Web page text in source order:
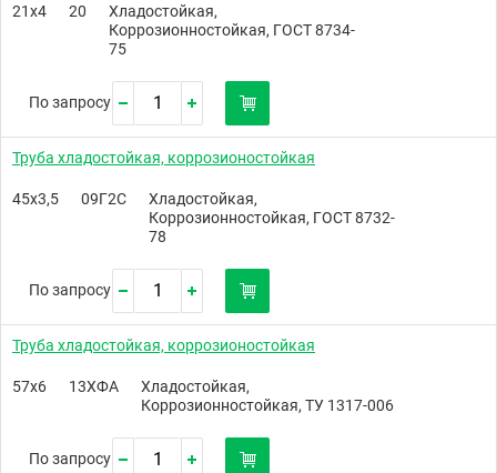
21х4 20
Хладостойкая,
Коррозионностойкая, ГОСТ 8734-
75
По запросу
Труба хладостойкая, коррозионостойкая
45х3,5 09Г2С
Хладостойкая,
Коррозионностойкая, ГОСТ 8732-
78
По запросу
Труба хладостойкая, коррозионостойкая
57х6 13ХФА
Хладостойкая,
Коррозионностойкая, ТУ 1317-006
По запросу